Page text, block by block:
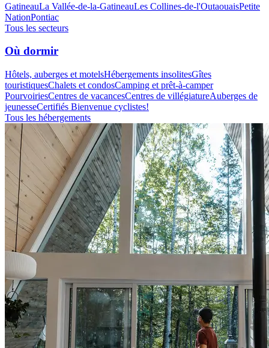
GatineauLa Vallée-de-la-GatineauLes Collines-de-l'OutaouaisPetite
NationPontiac
Tous les secteurs
Où dormir
Hôtels, auberges et motelsHébergements insolitesGîtes
touristiquesChalets et condosCamping et prêt-à-camper
PourvoiriesCentres de vacancesCentres de villégiatureAuberges de
jeunesseCertifiés Bienvenue cyclistes!
Tous les hébergements